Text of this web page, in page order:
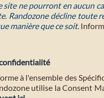
ne pourront en aucun
Randozone décline toute
manière que ce soit.
à l'ensemble des
utilise la Consent